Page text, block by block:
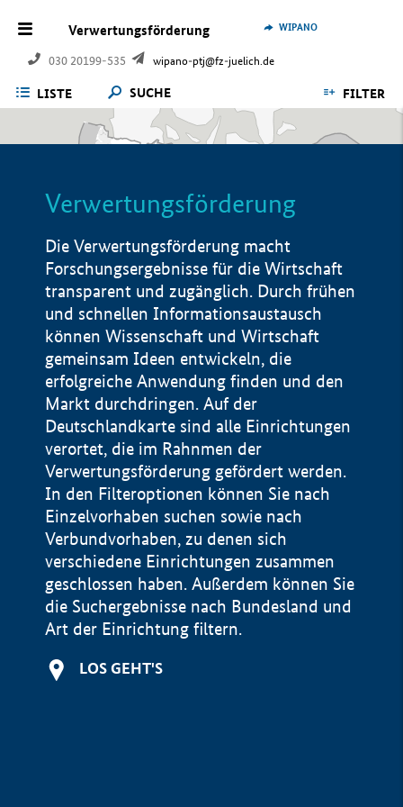
Verwertungsförderung
030 20199-535 wipano-ptj@fz-juelich.de
WIPANO
LISTE SUCHE FILTER
Verwertungsförderung
Die Verwertungsförderung macht
Forschungsergebnisse für die Wirtschaft
transparent und zugänglich. Durch frühen
und schnellen Informationsaustausch
können Wissenschaft und Wirtschaft
gemeinsam Ideen entwickeln, die
erfolgreiche Anwendung finden und den
Markt durchdringen. Auf der
Deutschlandkarte sind alle Einrichtungen
verortet, die im Rahnmen der
Verwertungsförderung gefördert werden.
In den Filteroptionen können Sie nach
Einzelvorhaben suchen sowie nach
Verbundvorhaben, zu denen sich
verschiedene Einrichtungen zusammen
geschlossen haben. Außerdem können Sie
die Suchergebnisse nach Bundesland und
Art der Einrichtung filtern.
LOS GEHT'S